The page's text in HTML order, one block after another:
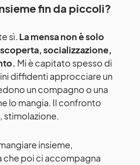
fin da piccoli?
sì. La mensa non è solo
socializzazione,
Mi è capitato spesso di
diffidenti approcciare un
un compagno o una
lo mangia. Il confronto
stimolazione.
insieme,
che poi ci accompagna